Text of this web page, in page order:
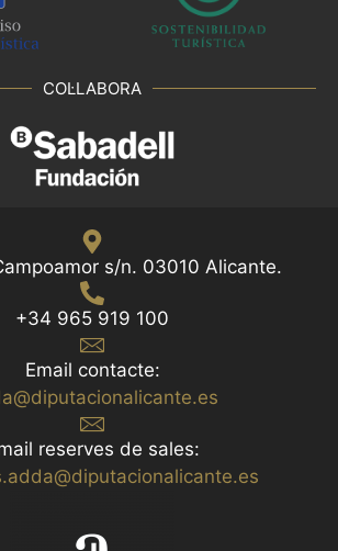
COL·LABORA
s/n. 03010 Alicante.
+34 965 919 100
Email contacte:
reserves de sales: